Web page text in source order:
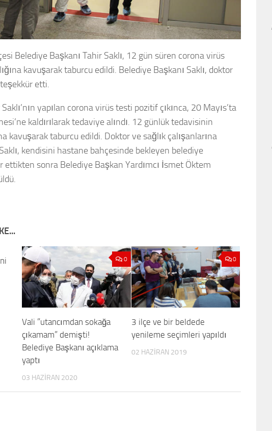
Belediye Başkanı Tahir Saklı, 12 gün süren corona virüs
kavuşarak taburcu edildi. Belediye Başkanı Saklı, doktor
etti.
yapılan corona virüs testi pozitif çıkınca, 20 Mayıs’ta
kaldırılarak tedaviye alındı. 12 günlük tedavisinin
kavuşarak taburcu edildi. Doktor ve sağlık çalışanlarına
kendisini hastane bahçesinde bekleyen belediye
ettikten sonra Belediye Başkan Yardımcı İsmet Öktem
0
Vali ”utancımdan sokağa
çıkamam” demişti!
Belediye Başkanı açıklama
yaptı
03 HAZIRAN 2020
0
3 ilçe ve bir beldede
yenileme seçimleri yapıldı
02 HAZIRAN 2019